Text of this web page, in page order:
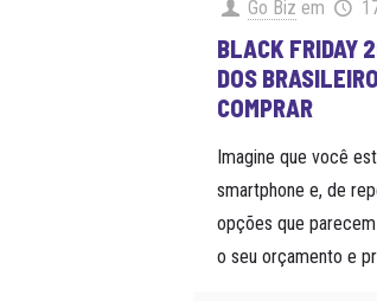
Go Biz em
BLACK FRIDAY
DOS
COMPRAR
Imagine que você
smartphone e, de
opções que
o seu orçamento e